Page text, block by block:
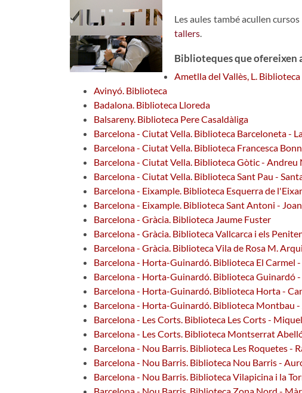
Les aules també acullen
tallers.
Biblioteques que ofereixen
Ametlla del Vallès, L.
Avinyó. Biblioteca
Badalona. Biblioteca Lloreda
Balsareny. Biblioteca Pere Casaldàliga
Barcelona - Ciutat Vella. Biblioteca Barceloneta -
Barcelona - Ciutat Vella. Biblioteca Francesca
Barcelona - Ciutat Vella. Biblioteca Gòtic - Andreu
Barcelona - Ciutat Vella. Biblioteca Sant Pau -
Barcelona - Eixample. Biblioteca Esquerra de
Barcelona - Eixample. Biblioteca Sant Antoni -
Barcelona - Gràcia. Biblioteca Jaume Fuster
Barcelona - Gràcia. Biblioteca Vallcarca i els
Barcelona - Gràcia. Biblioteca Vila de Rosa M.
Barcelona - Horta-Guinardó. Biblioteca El Carmel
Barcelona - Horta-Guinardó. Biblioteca Guinardó
Barcelona - Horta-Guinardó. Biblioteca Horta -
Barcelona - Horta-Guinardó. Biblioteca Montbau
Barcelona - Les Corts. Biblioteca Les Corts -
Barcelona - Les Corts. Biblioteca Montserrat
Barcelona - Nou Barris. Biblioteca Les Roquetes -
Barcelona - Nou Barris. Biblioteca Nou Barris -
Barcelona - Nou Barris. Biblioteca Vilapicina i la